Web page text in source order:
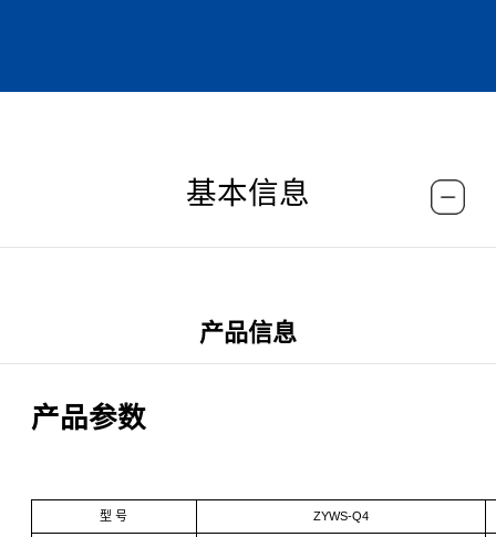
基本信息
产品信息
产品参数
型 号 ZYWS-Q4